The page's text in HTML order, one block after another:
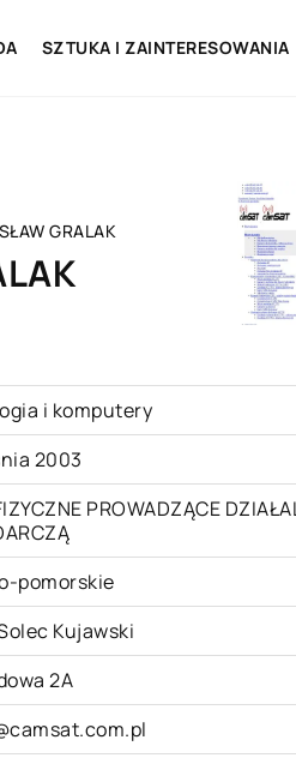
SZTUKA I ZAINTERESOWANIA
GRALAK
i komputery
2003
PROWADZĄCE
pomorskie
Kujawski
2A